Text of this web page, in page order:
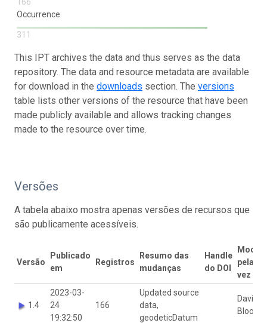
Occurrence
311
This IPT archives the data and thus serves as the data
repository. The data and resource metadata are available
for download in the downloads section. The versions
table lists other versions of the resource that have been
made publicly available and allows tracking changes
made to the resource over time.
Versões
A tabela abaixo mostra apenas versões de recursos que
são publicamente acessíveis.
Versão
Publicado
em
Registros
Resumo das
mudanças
Handle
do DOI
pela
vez por
1.4
2023-03-
24
19:32:50
166
Updated source
data,
geodeticDatum
David
Bloom